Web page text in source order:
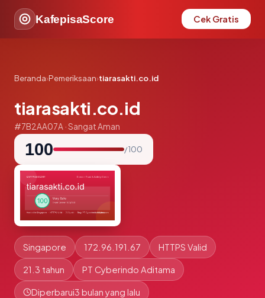
KafepisaScore Cek Gratis
Beranda›Pemeriksaan›tiarasakti.co.id
tiarasakti.co.id
#7B2AA07A · Sangat Aman
100 / 100
Singapore 172.96.191.67 HTTPS Valid
21.3 tahun PT Cyberindo Aditama
Diperbarui3 bulan yang lalu